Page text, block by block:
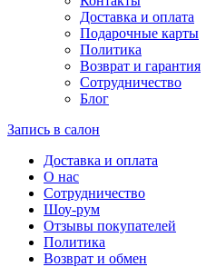
Доставка и оплата
Подарочные карты
Политика
Возврат и гарантия
Сотрудничество
Блог
Запись в салон
Доставка и оплата
О нас
Сотрудничество
Шоу-рум
Отзывы покупателей
Политика
Возврат и обмен